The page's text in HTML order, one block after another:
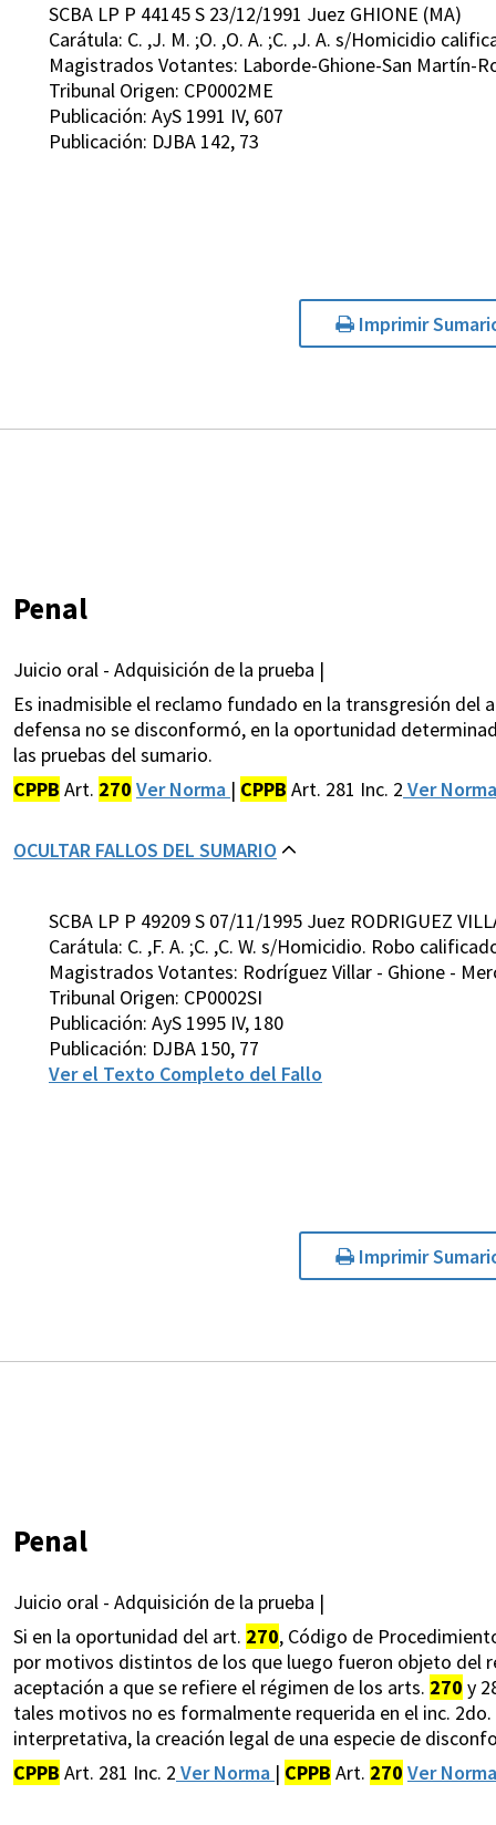
SCBA LP P 44145 S 23/12/1991 Juez GHIONE (MA)
Carátula: C. ,J. M. ;O. ,O. A. ;C. ,J. A. s/Homicidio
Magistrados Votantes: Laborde-Ghione-San Martín-
Tribunal Origen: CP0002ME
Publicación: AyS 1991 IV, 607
Publicación: DJBA 142, 73
Imprimir
Penal
Juicio oral - Adquisición de la prueba |
Es inadmisible el reclamo fundado en la transgresión del
defensa no se disconformó, en la oportunidad
las pruebas del sumario.
CPPB Art. 270 Ver Norma | CPPB Art. 281 Inc. 2 Ver
OCULTAR FALLOS DEL SUMARIO
SCBA LP P 49209 S 07/11/1995 Juez RODRIGUEZ
Carátula: C. ,F. A. ;C. ,C. W. s/Homicidio. Robo
Magistrados Votantes: Rodríguez Villar - Ghione -
Tribunal Origen: CP0002SI
Publicación: AyS 1995 IV, 180
Publicación: DJBA 150, 77
Ver el Texto Completo del Fallo
Imprimir
Penal
Juicio oral - Adquisición de la prueba |
Si en la oportunidad del art. 270, Código de
por motivos distintos de los que luego fueron objeto del
aceptación a que se refiere el régimen de los arts. 270 y
tales motivos no es formalmente requerida en el inc.
interpretativa, la creación legal de una especie de
CPPB Art. 281 Inc. 2 Ver Norma | CPPB Art. 270 Ver